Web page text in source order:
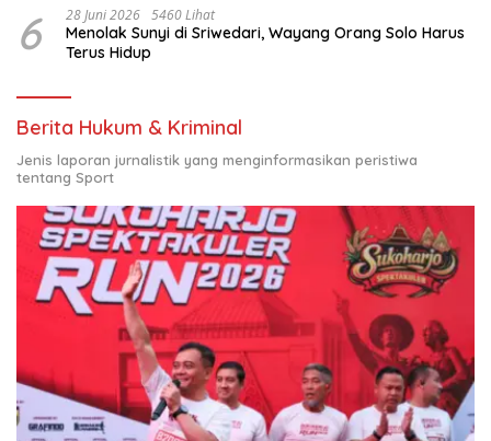
6 28 Juni 2026 5460 Lihat
Menolak Sunyi di Sriwedari, Wayang Orang Solo Harus
Terus Hidup
Berita Hukum & Kriminal
Jenis laporan jurnalistik yang menginformasikan peristiwa
tentang Sport